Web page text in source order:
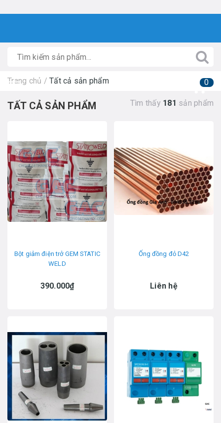
0
Trang chủ / Tất cả sản phẩm
TẤT CẢ SẢN PHẨM Tìm thấy 181 sản phẩm
Bột giảm điện trở GEM STATIC
WELD
390.000₫
Ống đồng đỏ D42
Liên hệ